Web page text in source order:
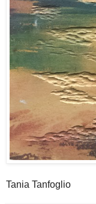
Tania Tanfoglio